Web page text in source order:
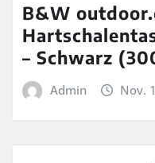
B&W
– Schwarz
Admin Nov.